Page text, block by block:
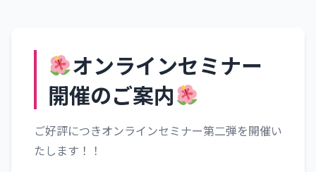
オンラインセミナー
開催のご案内
ご好評につきオンラインセミナー第二弾を開催い
たします！！